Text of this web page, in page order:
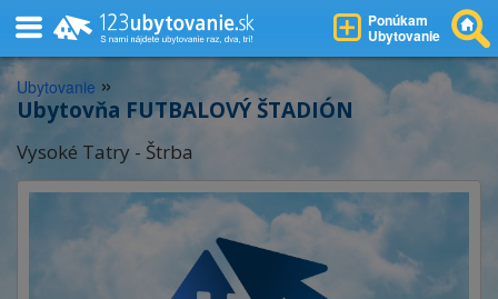
Ponúkam
Ubytovanie
Ubytovanie »
Ubytovňa FUTBALOVÝ ŠTADIÓN
Vysoké Tatry - Štrba